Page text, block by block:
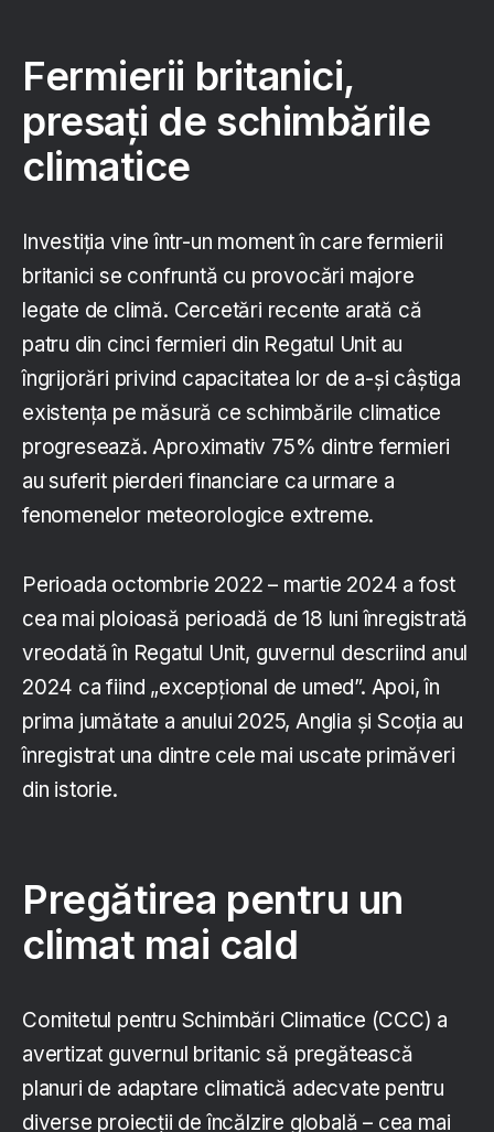
Fermierii britanici,
presați de schimbările
climatice
Investiția vine într-un moment în care fermierii
britanici se confruntă cu provocări majore
legate de climă. Cercetări recente arată că
patru din cinci fermieri din Regatul Unit au
îngrijorări privind capacitatea lor de a-și câștiga
existența pe măsură ce schimbările climatice
progresează. Aproximativ 75% dintre fermieri
au suferit pierderi financiare ca urmare a
fenomenelor meteorologice extreme.
Perioada octombrie 2022 – martie 2024 a fost
cea mai ploioasă perioadă de 18 luni înregistrată
vreodată în Regatul Unit, guvernul descriind anul
2024 ca fiind „excepțional de umed”. Apoi, în
prima jumătate a anului 2025, Anglia și Scoția au
înregistrat una dintre cele mai uscate primăveri
din istorie.
Pregătirea pentru un
climat mai cald
Comitetul pentru Schimbări Climatice (CCC) a
avertizat guvernul britanic să pregătească
planuri de adaptare climatică adecvate pentru
diverse proiecții de încălzire globală – cea mai